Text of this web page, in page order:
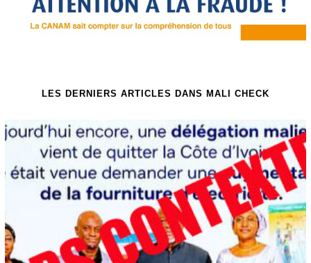
LES DERNIERS ARTICLES DANS MALI CHECK